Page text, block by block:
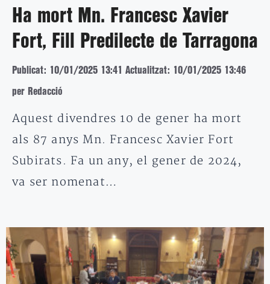
Ha mort Mn. Francesc Xavier
Fort, Fill Predilecte de Tarragona
Publicat: 10/01/2025 13:41 Actualitzat: 10/01/2025 13:46
per Redacció
Aquest divendres 10 de gener ha mort
als 87 anys Mn. Francesc Xavier Fort
Subirats. Fa un any, el gener de 2024,
va ser nomenat…